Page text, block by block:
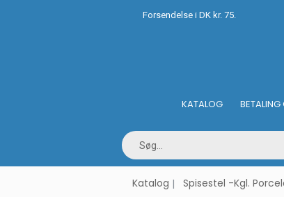
Forsendelse i DK kr. 75.
KATALOG BETALING
Katalog Spisestel -Kgl.